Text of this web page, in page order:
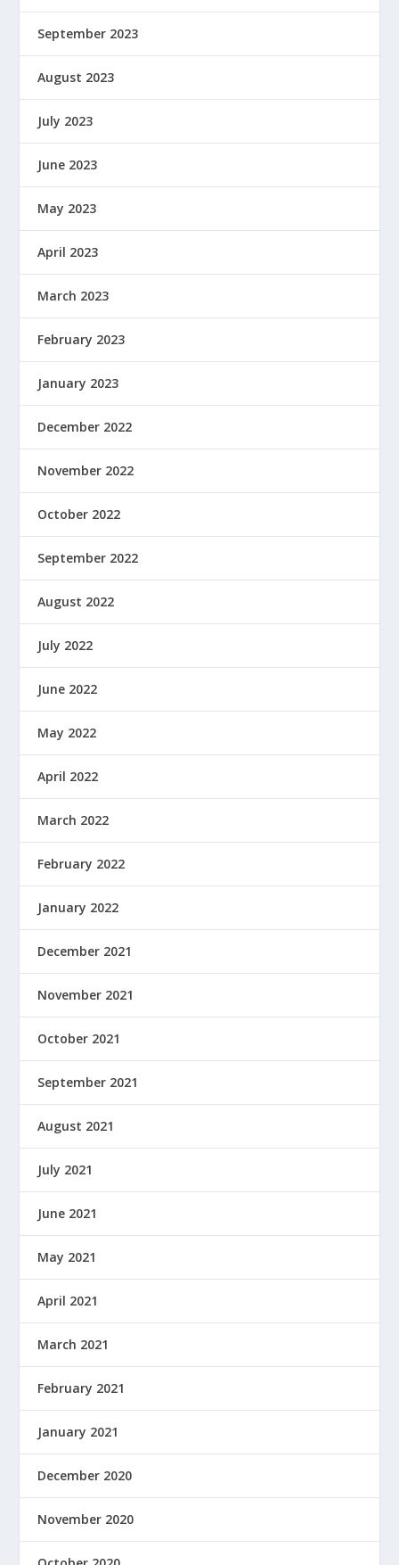
September 2023
August 2023
July 2023
June 2023
May 2023
April 2023
March 2023
February 2023
January 2023
December 2022
November 2022
October 2022
September 2022
August 2022
July 2022
June 2022
May 2022
April 2022
March 2022
February 2022
January 2022
December 2021
November 2021
October 2021
September 2021
August 2021
July 2021
June 2021
May 2021
April 2021
March 2021
February 2021
January 2021
December 2020
November 2020